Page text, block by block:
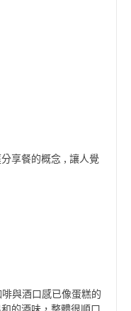
享餐的概念 , 讓人覺
與酒口感已像蛋糕的